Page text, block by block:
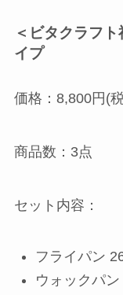
＜ビタクラフ
イプ
価格：8,800円(
商品数：3点
セット内容：
フライパン
ウォックパ